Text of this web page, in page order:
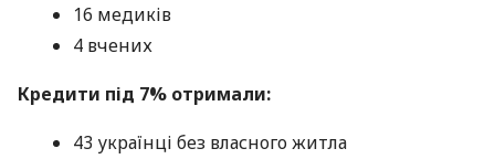
16 медиків
4 вчених
Кредити під 7% отримали:
43 українці без власного житла